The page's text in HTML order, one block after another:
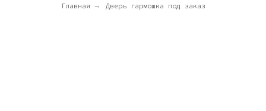
Главная → Дверь гармошка под заказ